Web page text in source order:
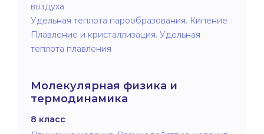
воздуха
Удельная теплота парообразования. Кипение
Плавление и кристаллизация. Удельная
теплота плавления
Молекулярная физика и
термодинамика
8 класс